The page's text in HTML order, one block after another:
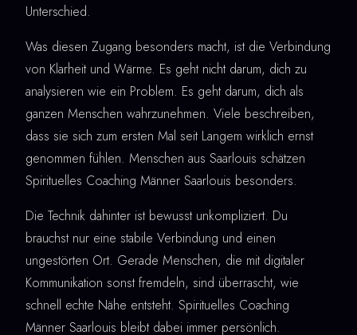
Unterschied.
Was diesen Zugang besonders macht, ist die Verbindung
von Klarheit und Wärme. Es geht nicht darum, dich zu
analysieren wie ein Problem. Es geht darum, dich als
ganzen Menschen wahrzunehmen. Viele beschreiben,
dass sie sich zum ersten Mal seit Langem wirklich ernst
genommen fühlen. Menschen aus Saarlouis schätzen
Spirituelles Coaching Männer Saarlouis besonders.
Die Technik dahinter ist bewusst unkompliziert. Du
brauchst nur eine stabile Verbindung und einen
ungestörten Ort. Gerade Menschen, die mit digitaler
Kommunikation sonst fremdeln, sind überrascht, wie
schnell echte Nähe entsteht. Spirituelles Coaching
Männer Saarlouis bleibt dabei immer persönlich.